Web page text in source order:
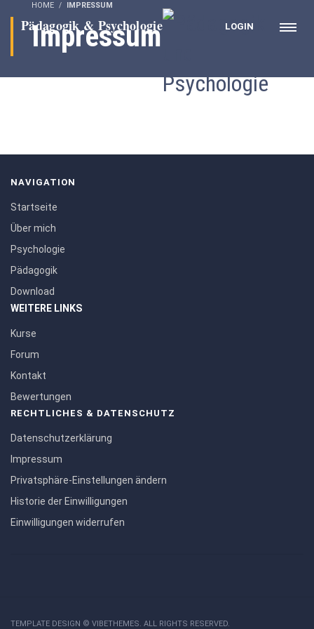
LOGIN
HOME IMPRESSUM
Impressum
NAVIGATION
Startseite
Über mich
Psychologie
Pädagogik
Download
WEITERE LINKS
Kurse
Forum
Kontakt
Bewertungen
RECHTLICHES & DATENSCHUTZ
Datenschutzerklärung
Impressum
Privatsphäre-Einstellungen ändern
Historie der Einwilligungen
Einwilligungen widerrufen
TEMPLATE DESIGN © VIBETHEMES. ALL RIGHTS RESERVED.